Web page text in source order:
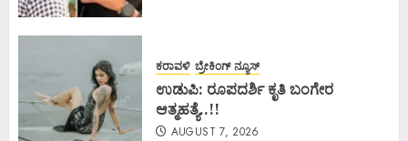
ಕರಾವಳಿ ಬ್ರೇಕಿಂಗ್ ನ್ಯೂಸ್
ಉಡುಪಿ: ರೂಪದರ್ಶಿ ಕೃತಿ ಬಂಗೇರ
ಆತ್ಮಹತ್ಯೆ..!!
AUGUST 7, 2026